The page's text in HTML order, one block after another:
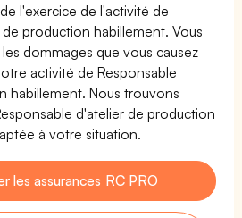
l'exercice de l'activité de
production habillement. Vous
dommages que vous causez
activité de Responsable
habillement. Nous trouvons
d'atelier de production
à votre situation.
les assurances RC PRO